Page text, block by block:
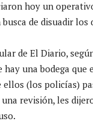
hoy un
de disuadir los
de El Diario,
una bodega que
ellos (los policías)
revisión, les